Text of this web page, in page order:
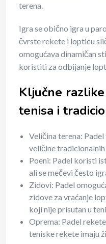
terena.
Igra se obično igra u
čvrste rekete i lopticu
omogućava dinamičan
koristiti za odbijanje
Ključne
tenisa i
Veličina terena:
veličine
Poeni: Padel koristi
ali se mečevi često
Zidovi: Padel
zidove za vraćanje
koji nije prisutan u
Oprema: Padel
teniske rekete imaju